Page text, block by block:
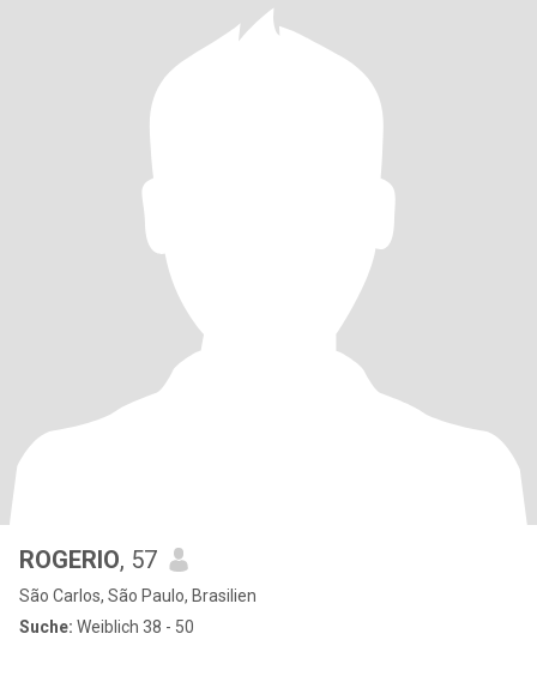
ROGERIO, 57
São Carlos, São Paulo, Brasilien
Suche: Weiblich 38 - 50